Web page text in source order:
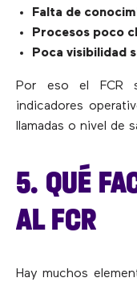
Falta de
Procesos poco
Poca visibilidad
Por eso el FCR
indicadores
llamadas o nivel de
5. QUÉ
AL FCR
Hay muchos